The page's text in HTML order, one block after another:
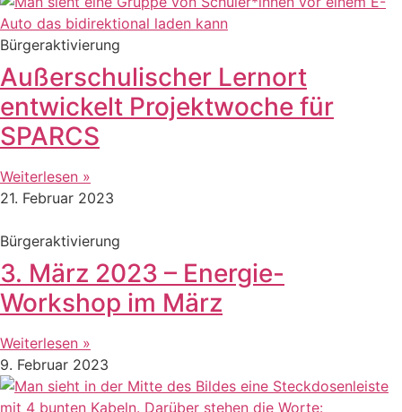
Bürgeraktivierung
Außerschulischer Lernort
entwickelt Projektwoche für
SPARCS
Weiterlesen »
21. Februar 2023
Bürgeraktivierung
3. März 2023 – Energie-
Workshop im März
Weiterlesen »
9. Februar 2023